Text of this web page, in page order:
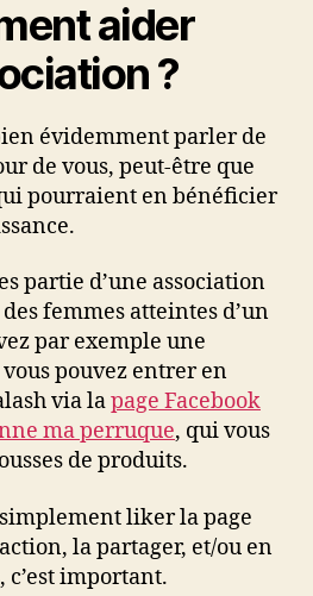
aider
?
évidemment parler de
de vous, peut-être que
pourraient en bénéficier
partie d’une association
femmes atteintes d’un
par exemple une
pouvez entrer en
via lapage Facebook
ma perruque, qui vous
de produits.
liker la page
la partager, et/ou en
c’est important.